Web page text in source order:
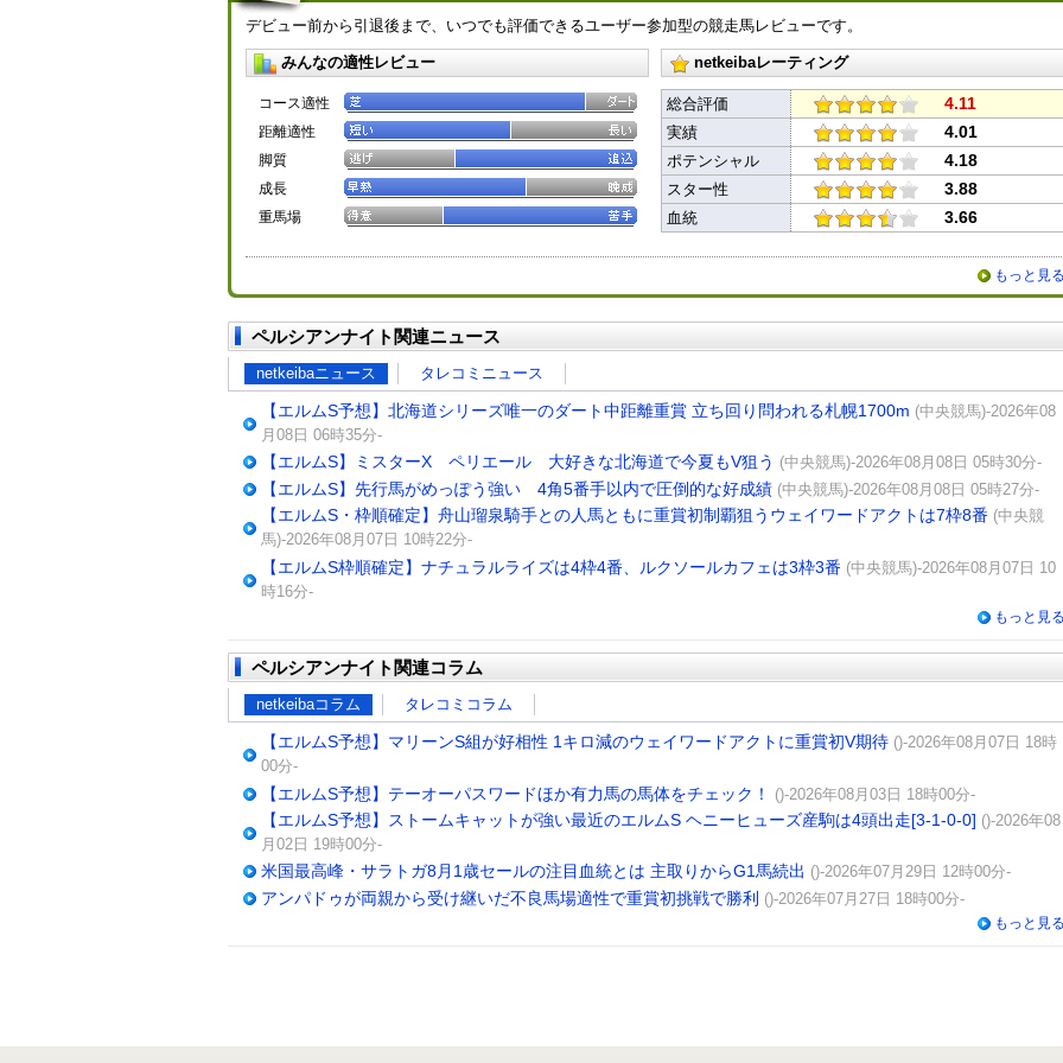
デビュー前から引退後まで、いつでも評価できるユーザー参加型の競走馬レビューです。
みんなの適性レビュー
コース適性
距離適性
脚質
成長
重馬場
netkeibaレーティング
総合評価 4.11
実績 4.01
ポテンシャル 4.18
スター性 3.88
血統 3.66
もっと見
ペルシアンナイト関連ニュース
netkeibaニュース タレコミニュース
【エルムS予想】北海道シリーズ唯一のダート中距離重賞 立ち回り問われる札幌1700m (中央競馬)-2026年08
月08日 06時35分-
【エルムS】ミスターX ペリエール 大好きな北海道で今夏もV狙う (中央競馬)-2026年08月08日 05時30分-
【エルムS】先行馬がめっぽう強い 4角5番手以内で圧倒的な好成績 (中央競馬)-2026年08月08日 05時27分-
【エルムS・枠順確定】舟山瑠泉騎手との人馬ともに重賞初制覇狙うウェイワードアクトは7枠8番 (中央競
馬)-2026年08月07日 10時22分-
【エルムS枠順確定】ナチュラルライズは4枠4番、ルクソールカフェは3枠3番 (中央競馬)-2026年08月07日 10
時16分-
もっと見
ペルシアンナイト関連コラム
netkeibaコラム タレコミコラム
【エルムS予想】マリーンS組が好相性 1キロ減のウェイワードアクトに重賞初V期待 ()-2026年08月07日 18時
00分-
【エルムS予想】テーオーパスワードほか有力馬の馬体をチェック！
()-2026年08月03日 18時00分-
【エルムS予想】ストームキャットが強い最近のエルムS ヘニーヒューズ産駒は4頭出走[3-1-0-0] ()-2026年08
月02日 19時00分-
米国最高峰・サラトガ8月1歳セールの注目血統とは 主取りからG1馬続出 ()-2026年07月29日 12時00分-
アンパドゥが両親から受け継いだ不良馬場適性で重賞初挑戦で勝利 ()-2026年07月27日 18時00分-
もっと見